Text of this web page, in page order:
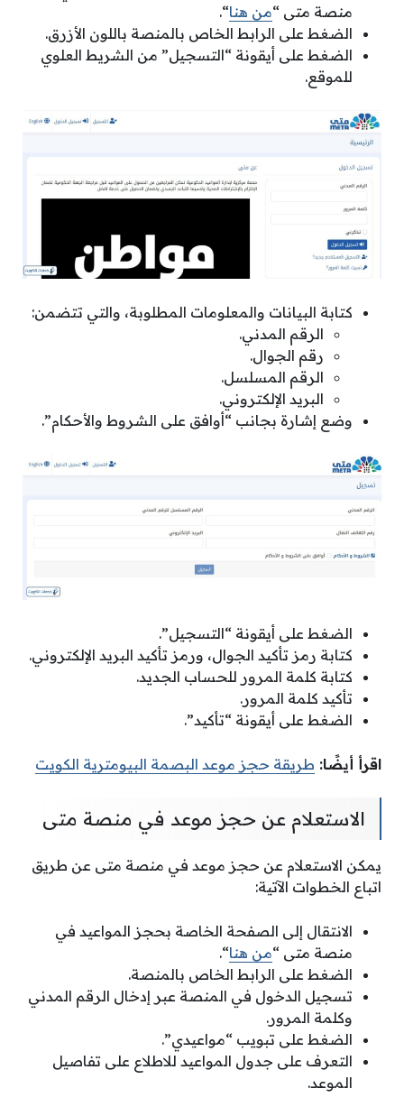
منصة متى “من هنا“.
الضغط على الرابط الخاص بالمنصة باللون الأزرق.
الضغط على أيقونة “التسجيل” من الشريط العلوي
للموقع.
كتابة البيانات والمعلومات المطلوبة، والتي تتضمن:
الرقم المدني.
رقم الجوال.
الرقم المسلسل.
البريد الإلكتروني.
وضع إشارة بجانب “أوافق على الشروط والأحكام”.
الضغط على أيقونة “التسجيل”.
كتابة رمز تأكيد الجوال، ورمز تأكيد البريد الإلكتروني.
كتابة كلمة المرور للحساب الجديد.
تأكيد كلمة المرور.
الضغط على أيقونة “تأكيد”.
اقرأ أيضًا: طريقة حجز موعد البصمة البيومترية الكويت
الاستعلام عن حجز موعد في منصة متى
يمكن الاستعلام عن حجز موعد في منصة متى عن طريق
اتباع الخطوات الآتية:
الانتقال إلى الصفحة الخاصة بحجز المواعيد في
منصة متى “من هنا“.
الضغط على الرابط الخاص بالمنصة.
تسجيل الدخول في المنصة عبر إدخال الرقم المدني
وكلمة المرور.
الضغط على تبويب “مواعيدي”.
التعرف على جدول المواعيد للاطلاع على تفاصيل
الموعد.